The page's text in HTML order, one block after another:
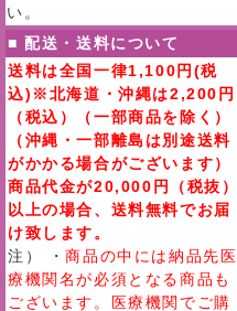
い。
■ 配送・送料について
送料は全国一律1,100円(税
込)※北海道・沖縄は2,200円
（税込）（一部商品を除く）
（沖縄・一部離島は別途送料
がかかる場合がございます）
商品代金が20,000円（税抜）
以上の場合、送料無料でお届
け致します。
注） ・商品の中には納品先医
療機関名が必須となる商品も
ございます。医療機関でご購